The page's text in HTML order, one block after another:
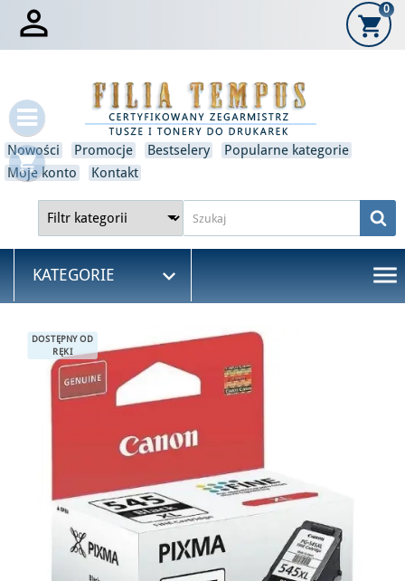

shopping_cart
shopping_cart
0
Nowości Promocje Bestselery
Popularne kategorie
Moje konto
Kontakt
KATEGORIE  menu
DOSTĘPNY OD
RĘKI
Zaloguj się ×
Musisz być zalogowany, aby zapisać produkty na swojej
liście życzeń.
Anulować